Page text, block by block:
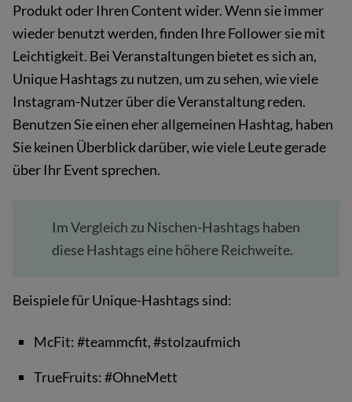
Produkt oder Ihren Content wider. Wenn sie immer
wieder benutzt werden, finden Ihre Follower sie mit
Leichtigkeit. Bei Veranstaltungen bietet es sich an,
Unique Hashtags zu nutzen, um zu sehen, wie viele
Instagram-Nutzer über die Veranstaltung reden.
Benutzen Sie einen eher allgemeinen Hashtag, haben
Sie keinen Überblick darüber, wie viele Leute gerade
über Ihr Event sprechen.
Im Vergleich zu Nischen-Hashtags haben
diese Hashtags eine höhere Reichweite.
Beispiele für Unique-Hashtags sind:
McFit: #teammcfit, #stolzaufmich
TrueFruits: #OhneMett